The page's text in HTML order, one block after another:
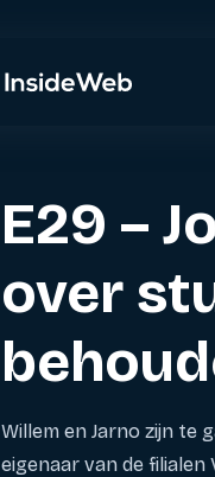
E29 –
over
Willem en Jarno zijn te
eigenaar van de filialen